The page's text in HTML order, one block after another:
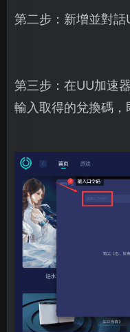
第二步：新增並對話
第三步：在UU加速
輸入取得的兌換碼，